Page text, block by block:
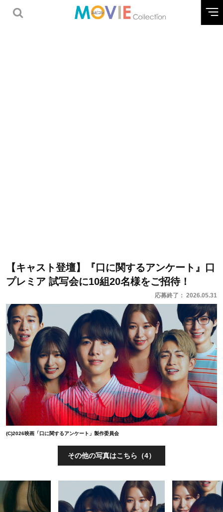
【キャスト登壇】『口に関するアンケート』口
プレミア 試写会に10組20名様をご招待！
応募終了： 2026.05.31
(C)2026映画「口に関するアンケート」製作委員会
その他の写真はこちら（4）